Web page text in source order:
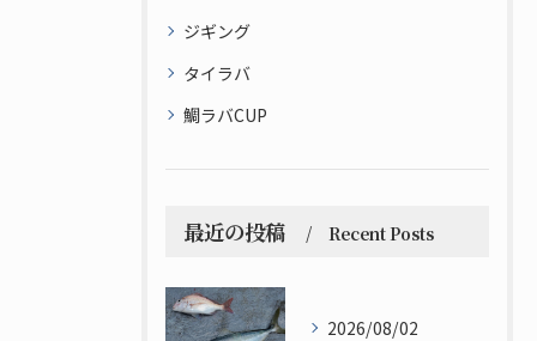
ジギング
タイラバ
鯛ラバCUP
最近の投稿 Recent Posts
2026/08/02